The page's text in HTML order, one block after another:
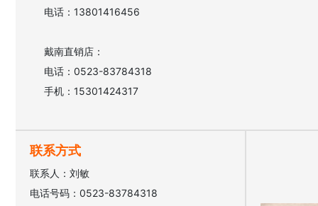
电话：13801416456
戴南直销店：
电话：0523-83784318
联系方式
联系人：刘敏
电话号码：0523-83784318